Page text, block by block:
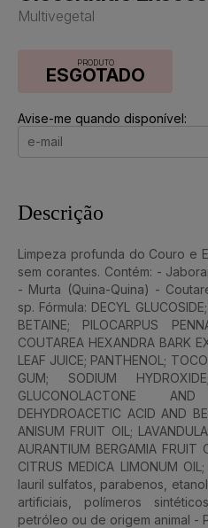
Multivegetal
PRODUTO
ESGOTADO
Avise-me quando disponível:
Descrição
Limpeza profunda do Couro e
sem corantes. Contém: -
- Murta (Quina-Quina) -
sp. Fórmula: DECYL
BETAINE; PILOCARPUS
COUTAREA HEXANDRA BARK
LEAF JUICE; PANTHENOL;
GUM; SODIUM
GLUCONOLACTONE
DEHYDROACETIC ACID AND
ANISUM FRUIT OIL;
AURANTIUM BERGAMIA FRUIT
CITRUS MEDICA LIMONUM
lauril sulfatos, parabenos,
artificiais, polímeros
petróleo ou de origem animal -